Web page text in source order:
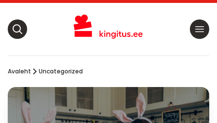
Avaleht Uncategorized